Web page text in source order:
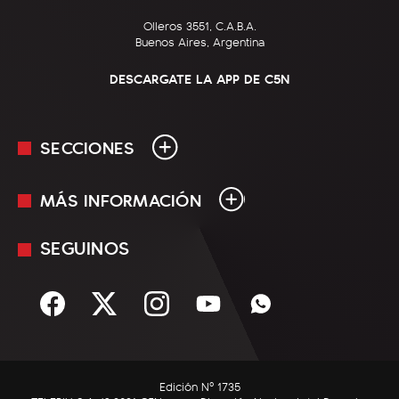
Olleros 3551, C.A.B.A.
Buenos Aires, Argentina
DESCARGATE LA APP DE C5N
SECCIONES
En Vivo
Sociedad
MÁS INFORMACIÓN
Mediakit
Términos y condiciones
SEGUINOS
Edición Nº 1735